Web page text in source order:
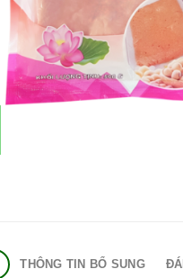
THÔNG TIN BỔ SUNG